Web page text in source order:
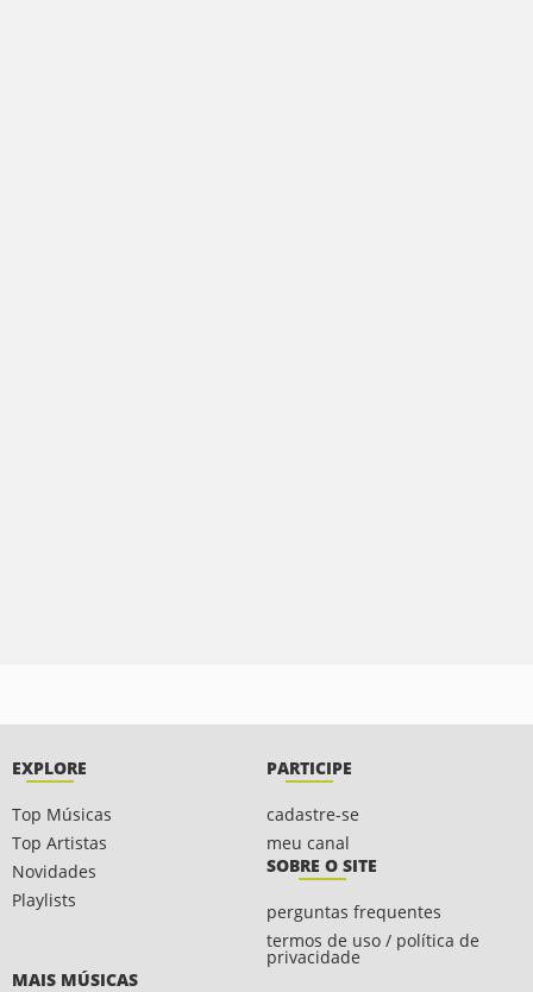
EXPLORE
Top Músicas
Top Artistas
Novidades
Playlists
PARTICIPE
cadastre-se
meu canal
SOBRE O SITE
perguntas frequentes
termos de uso / política de
privacidade
MAIS MÚSICAS